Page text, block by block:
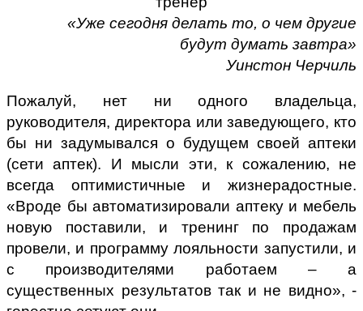
«Уже сегодня делать то, о чем другие
будут думать завтра»
Уинстон Черчиль
Пожалуй, нет ни одного владельца,
руководителя, директора или заведующего, кто
бы ни задумывался о будущем своей аптеки
(сети аптек). И мысли эти, к сожалению, не
всегда оптимистичные и жизнерадостные.
«Вроде бы автоматизировали аптеку и мебель
новую поставили, и тренинг по продажам
провели, и программу лояльности запустили, и
с производителями работаем – а
существенных результатов так и не видно», -